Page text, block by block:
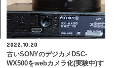
2022.10.20
古いSONYのデジカメDSC-
WX500をwebカメラ化(実験中)す